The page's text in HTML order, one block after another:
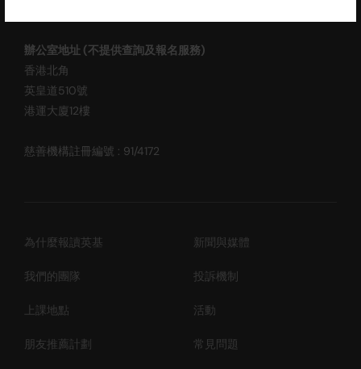
辦公室地址 (不提供查詢及報名服務)
香港北角
英皇道510號
港運大廈12樓
慈善機構註冊編號 : 91/4172
為什麼報讀英基 新聞與媒體
我們的團隊 投訴機制
上課地點 活動
朋友推薦計劃 常見問題